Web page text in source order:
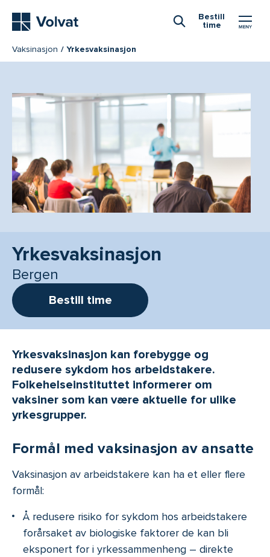
Bestill
time
Vaksinasjon Yrkesvaksinasjon
Yrkesvaksinasjon
Bergen
Bestill time
Yrkesvaksinasjon kan forebygge og
redusere sykdom hos arbeidstakere.
Folkehelseinstituttet informerer om
vaksiner som kan være aktuelle for ulike
yrkesgrupper.
Formål med vaksinasjon av ansatte
Vaksinasjon av arbeidstakere kan ha et eller flere
formål:
Å redusere risiko for sykdom hos arbeidstakere
forårsaket av biologiske faktorer de kan bli
eksponert for i yrkessammenheng – direkte